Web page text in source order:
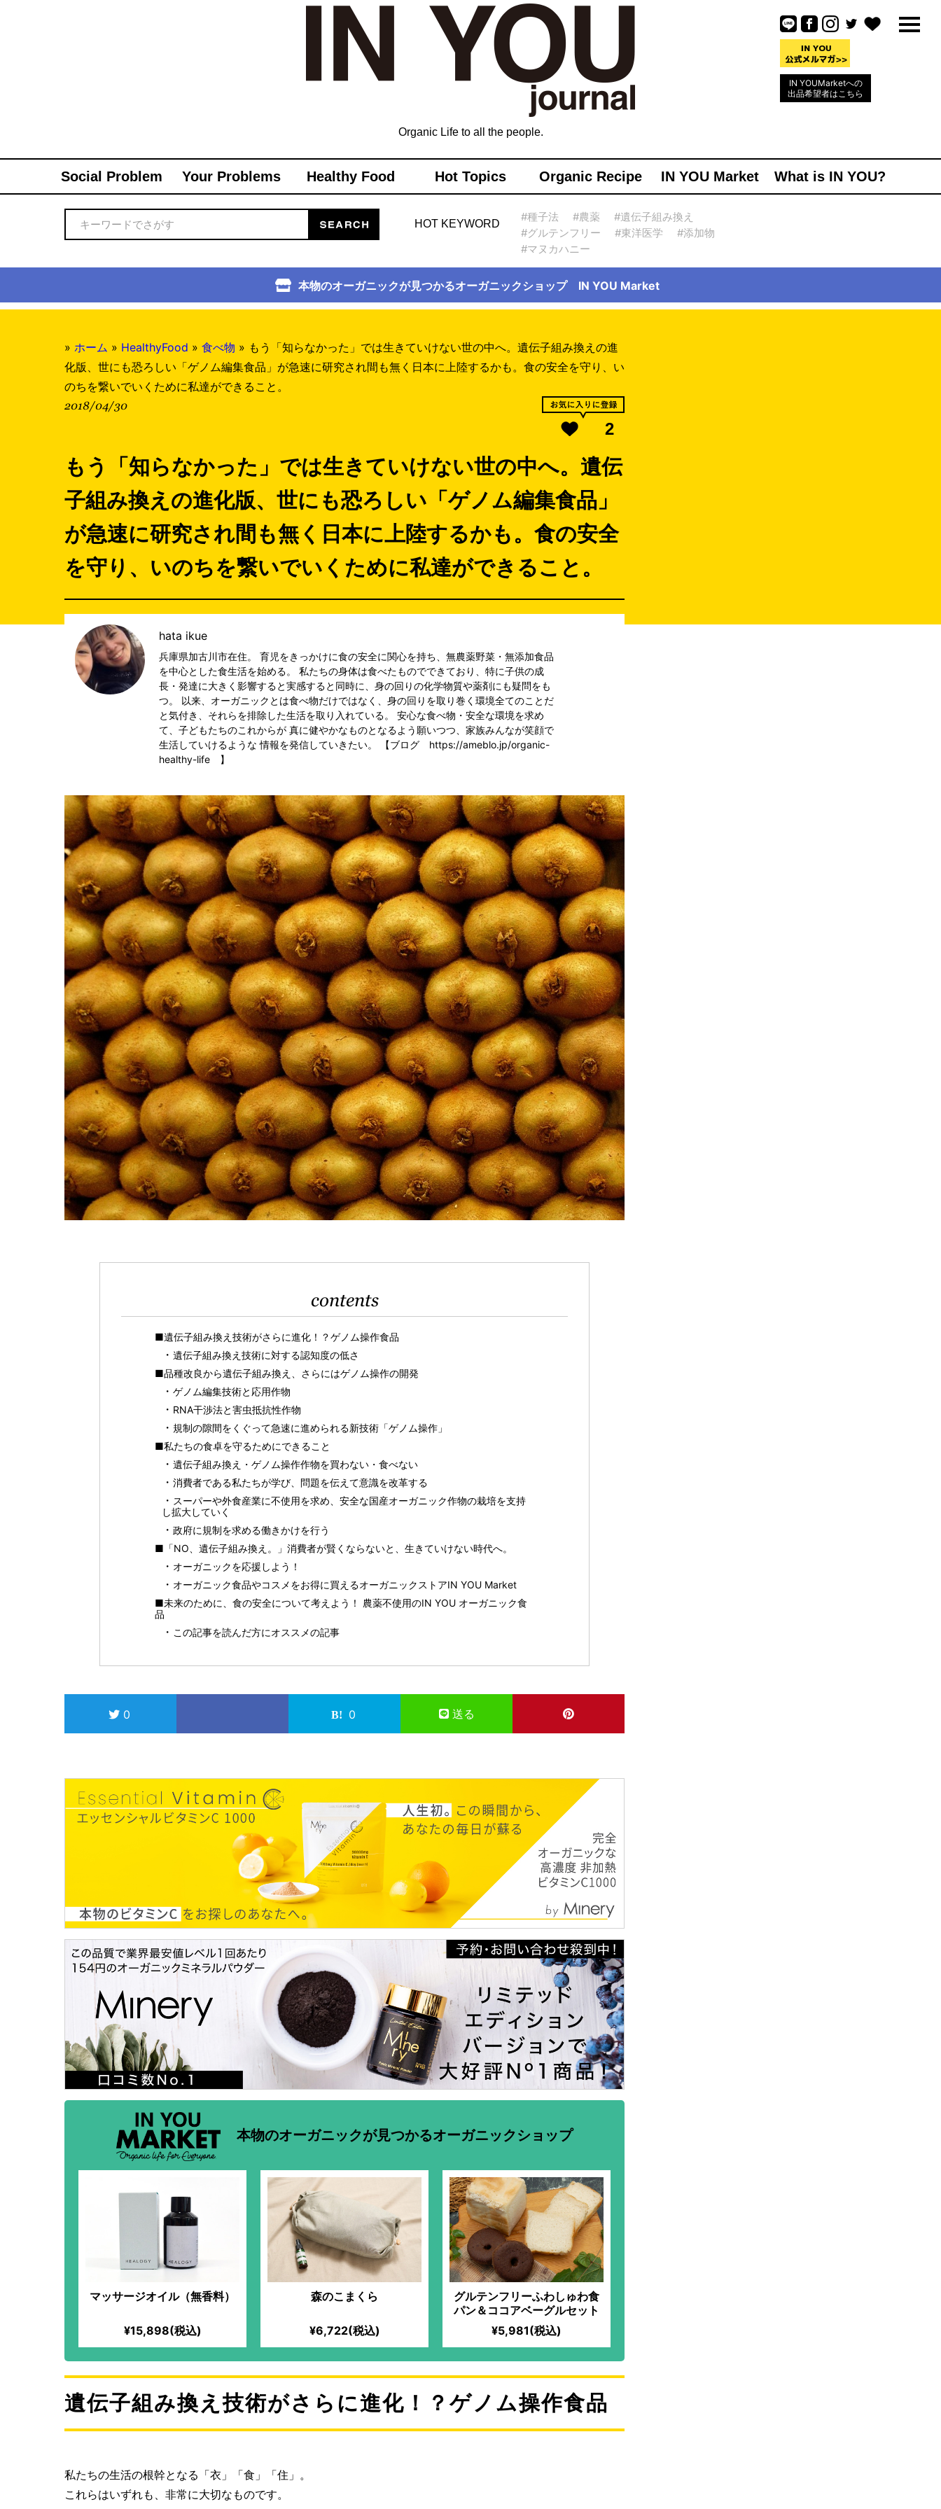
IN YOUMarketへの
出品希望者はこちら
Organic Life to all the people.
Social Problem Your Problems Healthy Food Hot Topics Organic Recipe IN YOU Market What is IN YOU?
HOT KEYWORD
#種子法 #農薬
#遺伝子組み換え
#グルテンフリー
#東洋医学
#添加物
#マヌカハニー
本物のオーガニックが見つかるオーガニックショップ IN YOU Market
» ホーム » HealthyFood » 食べ物 » もう「知らなかった」では生きていけない世の中へ。遺伝子組み換えの進
化版、世にも恐ろしい「ゲノム編集食品」が急速に研究され間も無く日本に上陸するかも。食の安全を守り、い
のちを繋いでいくために私達ができること。
2018/04/30
2
もう「知らなかった」では生きていけない世の中へ。遺伝
子組み換えの進化版、世にも恐ろしい「ゲノム編集食品」
が急速に研究され間も無く日本に上陸するかも。食の安全
を守り、いのちを繋いでいくために私達ができること。
hata ikue
兵庫県加古川市在住。 育児をきっかけに食の安全に関心を持ち、無農薬野菜・無添加食品
を中心とした食生活を始める。 私たちの身体は食べたものでできており、特に子供の成
長・発達に大きく影響すると実感すると同時に、身の回りの化学物質や薬剤にも疑問をも
つ。 以来、オーガニックとは食べ物だけではなく、身の回りを取り巻く環境全てのことだ
と気付き、それらを排除した生活を取り入れている。 安心な食べ物・安全な環境を求め
て、子どもたちのこれからが 真に健やかなものとなるよう願いつつ、家族みんなが笑顔で
生活していけるような 情報を発信していきたい。 【ブログ https://ameblo.jp/organic-
healthy-life 】
contents
■遺伝子組み換え技術がさらに進化！？ゲノム操作食品
遺伝子組み換え技術に対する認知度の低さ
■品種改良から遺伝子組み換え、さらにはゲノム操作の開発
ゲノム編集技術と応用作物
RNA干渉法と害虫抵抗性作物
規制の隙間をくぐって急速に進められる新技術「ゲノム操作」
■私たちの食卓を守るためにできること
遺伝子組み換え・ゲノム操作作物を買わない・食べない
消費者である私たちが学び、問題を伝えて意識を改革する
スーパーや外食産業に不使用を求め、安全な国産オーガニック作物の栽培を支持
し拡大していく
政府に規制を求める働きかけを行う
■「NO、遺伝子組み換え。」消費者が賢くならないと、生きていけない時代へ。
オーガニックを応援しよう！
オーガニック食品やコスメをお得に買えるオーガニックストアIN YOU Market
■未来のために、食の安全について考えよう！ 農薬不使用のIN YOU オーガニック食
品
この記事を読んだ方にオススメの記事
0 0 送る
本物のオーガニックが見つかるオーガニックショップ
マッサージオイル（無香料）
¥15,898(税込)
森のこまくら
¥6,722(税込)
グルテンフリーふわしゅわ食
パン＆ココアベーグルセット
¥5,981(税込)
遺伝子組み換え技術がさらに進化！？ゲノム操作食品
私たちの生活の根幹となる「衣」「食」「住」。
これらはいずれも、非常に大切なものです。